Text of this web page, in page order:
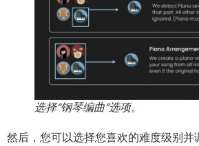
选择“钢琴编曲”选项。
然后，您可以选择您喜欢的难度级别并